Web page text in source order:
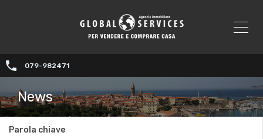
079-982471
News
Parola chiave